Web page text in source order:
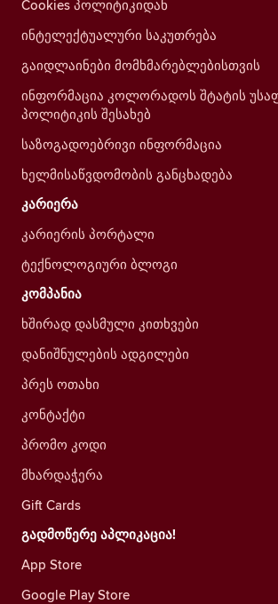
Cookies პოლიტიკიდან
ინტელექტუალური საკუთრება
გაიდლაინები მომხმარებლებისთვის
ინფორმაცია კოლორადოს შტატის
პოლიტიკის შესახებ
საზოგადოებრივი ინფორმაცია
ხელმისაწვდომობის განცხადება
კარიერა
კარიერის პორტალი
ტექნოლოგიური ბლოგი
კომპანია
ხშირად დასმული კითხვები
დანიშნულების ადგილები
პრეს ოთახი
კონტაქტი
პრომო კოდი
მხარდაჭერა
Gift Cards
გადმოწერე აპლიკაცია!
App Store
Google Play Store